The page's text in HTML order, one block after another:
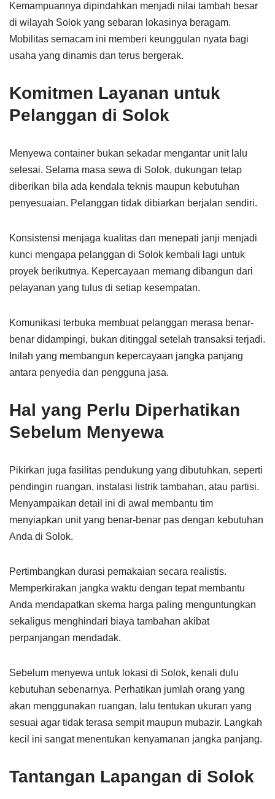
Kemampuannya dipindahkan menjadi nilai tambah besar
di wilayah Solok yang sebaran lokasinya beragam.
Mobilitas semacam ini memberi keunggulan nyata bagi
usaha yang dinamis dan terus bergerak.
Komitmen Layanan untuk
Pelanggan di Solok
Menyewa container bukan sekadar mengantar unit lalu
selesai. Selama masa sewa di Solok, dukungan tetap
diberikan bila ada kendala teknis maupun kebutuhan
penyesuaian. Pelanggan tidak dibiarkan berjalan sendiri.
Konsistensi menjaga kualitas dan menepati janji menjadi
kunci mengapa pelanggan di Solok kembali lagi untuk
proyek berikutnya. Kepercayaan memang dibangun dari
pelayanan yang tulus di setiap kesempatan.
Komunikasi terbuka membuat pelanggan merasa benar-
benar didampingi, bukan ditinggal setelah transaksi terjadi.
Inilah yang membangun kepercayaan jangka panjang
antara penyedia dan pengguna jasa.
Hal yang Perlu Diperhatikan
Sebelum Menyewa
Pikirkan juga fasilitas pendukung yang dibutuhkan, seperti
pendingin ruangan, instalasi listrik tambahan, atau partisi.
Menyampaikan detail ini di awal membantu tim
menyiapkan unit yang benar-benar pas dengan kebutuhan
Anda di Solok.
Pertimbangkan durasi pemakaian secara realistis.
Memperkirakan jangka waktu dengan tepat membantu
Anda mendapatkan skema harga paling menguntungkan
sekaligus menghindari biaya tambahan akibat
perpanjangan mendadak.
Sebelum menyewa untuk lokasi di Solok, kenali dulu
kebutuhan sebenarnya. Perhatikan jumlah orang yang
akan menggunakan ruangan, lalu tentukan ukuran yang
sesuai agar tidak terasa sempit maupun mubazir. Langkah
kecil ini sangat menentukan kenyamanan jangka panjang.
Tantangan Lapangan di Solok